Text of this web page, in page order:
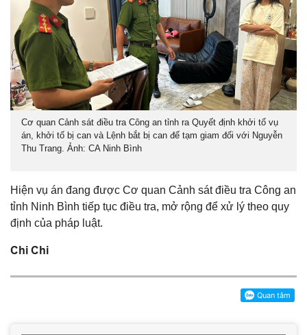
Cơ quan Cảnh sát điều tra Công an tỉnh ra Quyết định khởi tố vụ
án, khởi tố bị can và Lệnh bắt bị can để tạm giam đối với Nguyễn
Thu Trang. Ảnh: CA Ninh Bình
Hiện vụ án đang được Cơ quan Cảnh sát điều tra Công an
tỉnh Ninh Bình tiếp tục điều tra, mở rộng để xử lý theo quy
định của pháp luật.
Chi Chi